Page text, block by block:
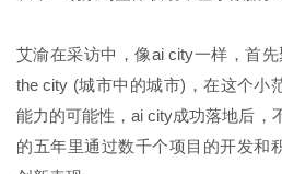
艾渝在采访中，像ai city一样，首
the city (城市中的城市)，在这个小
能力的可能性，ai city成功落地后，
的五年里通过数千个项目的开发和